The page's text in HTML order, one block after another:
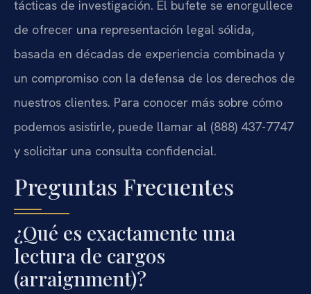
tácticas de investigación. El bufete se enorgullece
de ofrecer una representación legal sólida,
basada en décadas de experiencia combinada y
un compromiso con la defensa de los derechos de
nuestros clientes. Para conocer más sobre cómo
podemos asistirle, puede llamar al (888) 437-7747
y solicitar una consulta confidencial.
Preguntas Frecuentes
¿Qué es exactamente una
lectura de cargos
(arraignment)?